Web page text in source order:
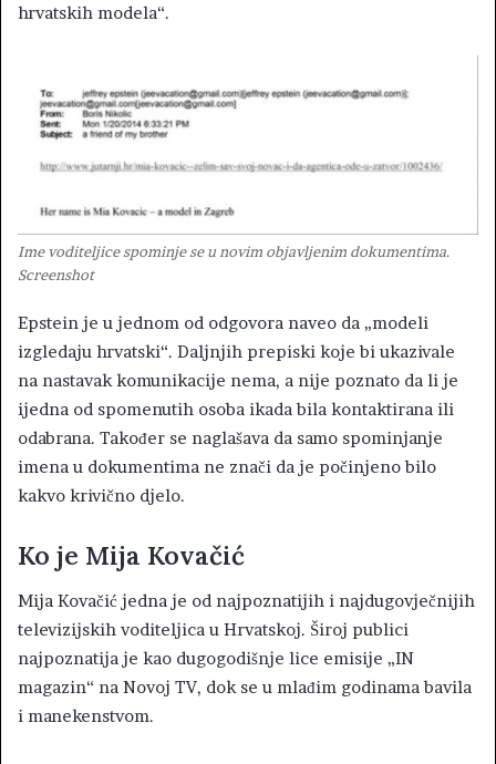
hrvatskih modela“.
Ime voditeljice spominje se u novim objavljenim dokumentima.
Screenshot
Epstein je u jednom od odgovora naveo da „modeli
izgledaju hrvatski“. Daljnjih prepiski koje bi ukazivale
na nastavak komunikacije nema, a nije poznato da li je
ijedna od spomenutih osoba ikada bila kontaktirana ili
odabrana. Također se naglašava da samo spominjanje
imena u dokumentima ne znači da je počinjeno bilo
kakvo krivično djelo.
Ko je Mija Kovačić
Mija Kovačić jedna je od najpoznatijih i najdugovječnijih
televizijskih voditeljica u Hrvatskoj. Široj publici
najpoznatija je kao dugogodišnje lice emisije „IN
magazin“ na Novoj TV, dok se u mlađim godinama bavila
i manekenstvom.